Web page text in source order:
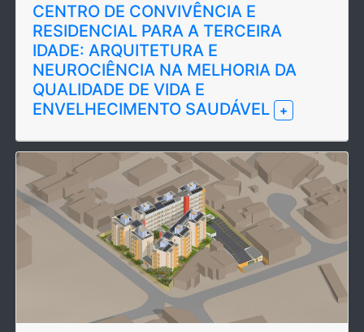
CENTRO DE CONVIVÊNCIA E
RESIDENCIAL PARA A TERCEIRA
IDADE: ARQUITETURA E
NEUROCIÊNCIA NA MELHORIA DA
QUALIDADE DE VIDA E
ENVELHECIMENTO SAUDÁVEL
+